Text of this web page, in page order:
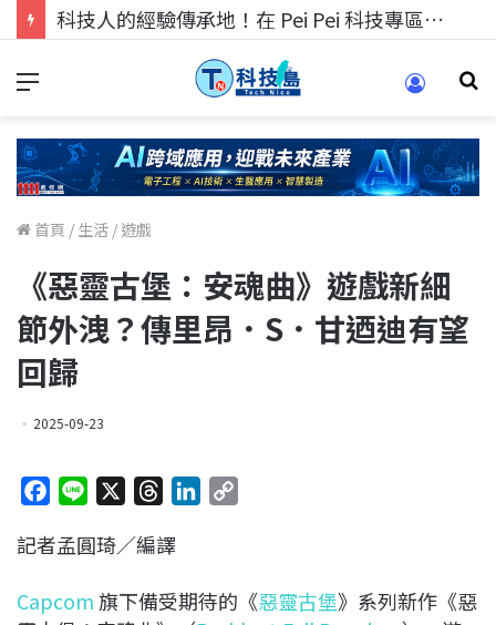
科技人的經驗傳承地！在 Pei Pei 科技專區，與學弟妹交流最硬核的技術
首頁 / 生活 / 遊戲
《惡靈古堡：安魂曲》遊戲新細
節外洩？傳里昂．S．甘迺迪有望
回歸
2025-09-23
c
b
n
r
a
e
記者孟圓琦／編譯
Capcom旗下備受期待的《惡靈古堡》系列新作《惡